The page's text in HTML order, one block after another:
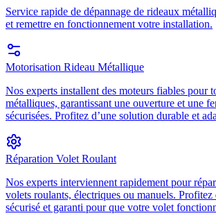
Service rapide de dépannage de rideaux
et remettre en fonctionnement votre installation.
Motorisation Rideau Métallique
Nos experts installent des moteurs fiables pour
métalliques, garantissant une ouverture et une
sécurisées. Profitez d’une solution durable et
Réparation Volet Roulant
Nos experts interviennent rapidement pour
volets roulants, électriques ou manuels. Profitez
sécurisé et garanti pour que votre volet